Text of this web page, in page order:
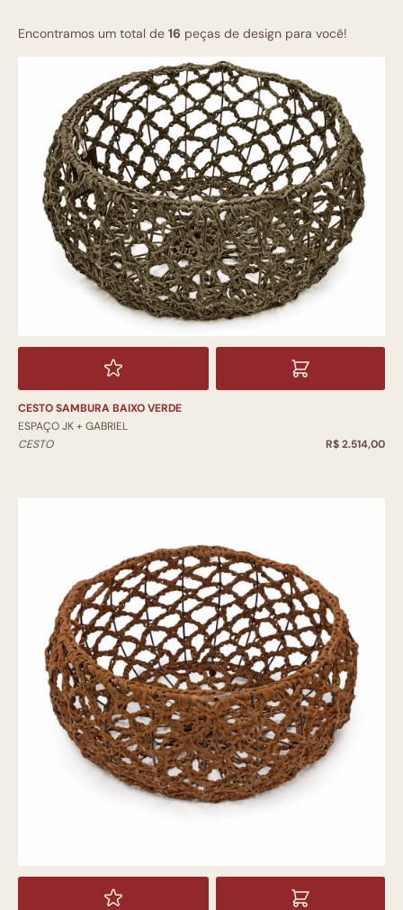
Encontramos um total de 16 peças de design para você!
CESTO SAMBURA BAIXO VERDE
ESPAÇO JK + GABRIEL
CESTO
R$ 2.514,00